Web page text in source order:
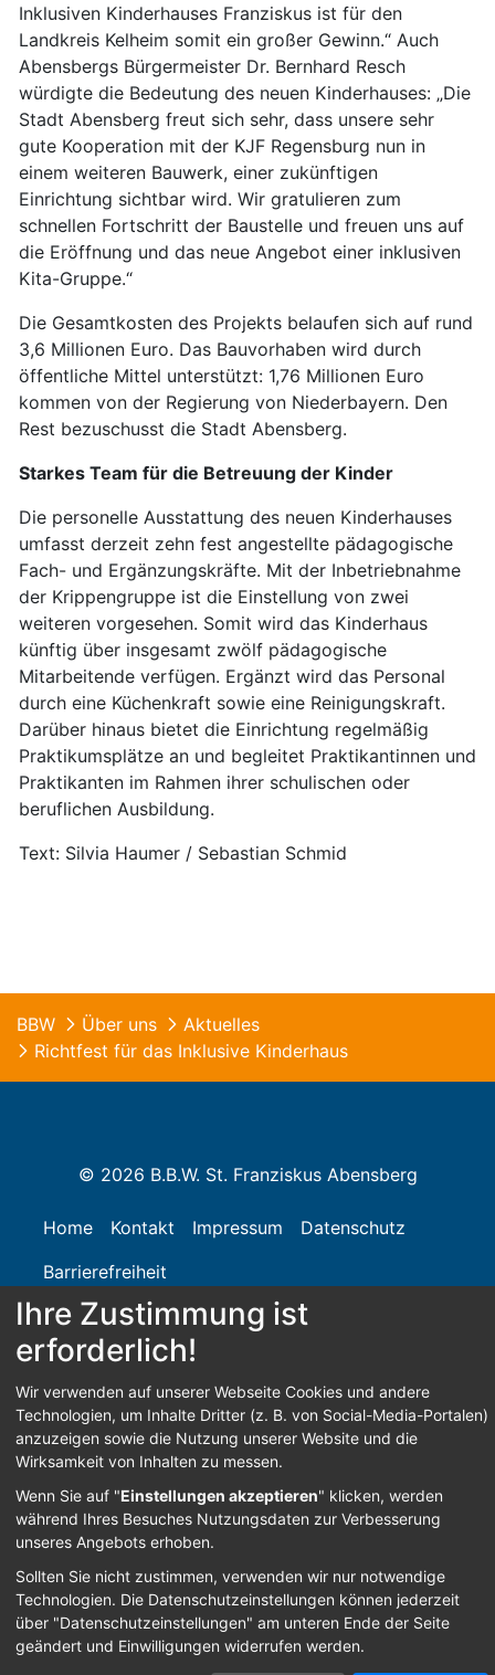
Inklusiven Kinderhauses Franziskus ist für den
Landkreis Kelheim somit ein großer Gewinn.“ Auch
Abensbergs Bürgermeister Dr. Bernhard Resch
würdigte die Bedeutung des neuen Kinderhauses: „Die
Stadt Abensberg freut sich sehr, dass unsere sehr
gute Kooperation mit der KJF Regensburg nun in
einem weiteren Bauwerk, einer zukünftigen
Einrichtung sichtbar wird. Wir gratulieren zum
schnellen Fortschritt der Baustelle und freuen uns auf
die Eröffnung und das neue Angebot einer inklusiven
Kita-Gruppe.“
Die Gesamtkosten des Projekts belaufen sich auf rund
3,6 Millionen Euro. Das Bauvorhaben wird durch
öffentliche Mittel unterstützt: 1,76 Millionen Euro
kommen von der Regierung von Niederbayern. Den
Rest bezuschusst die Stadt Abensberg.
Starkes Team für die Betreuung der Kinder
Die personelle Ausstattung des neuen Kinderhauses
umfasst derzeit zehn fest angestellte pädagogische
Fach- und Ergänzungskräfte. Mit der Inbetriebnahme
der Krippengruppe ist die Einstellung von zwei
weiteren vorgesehen. Somit wird das Kinderhaus
künftig über insgesamt zwölf pädagogische
Mitarbeitende verfügen. Ergänzt wird das Personal
durch eine Küchenkraft sowie eine Reinigungskraft.
Darüber hinaus bietet die Einrichtung regelmäßig
Praktikumsplätze an und begleitet Praktikantinnen und
Praktikanten im Rahmen ihrer schulischen oder
beruflichen Ausbildung.
Text: Silvia Haumer / Sebastian Schmid
BBW Über uns
Aktuelles
Richtfest für das Inklusive Kinderhaus
© 2026 B.B.W. St. Franziskus Abensberg
Home Kontakt Impressum
Datenschutz
Barrierefreiheit
Anmelden
Ihre Zustimmung ist
erforderlich!
Wir verwenden auf unserer Webseite Cookies und andere
Technologien, um Inhalte Dritter (z. B. von Social-Media-Portalen)
anzuzeigen sowie die Nutzung unserer Website und die
Wirksamkeit von Inhalten zu messen.
Wenn Sie auf "Einstellungen akzeptieren" klicken, werden
während Ihres Besuches Nutzungsdaten zur Verbesserung
unseres Angebots erhoben.
Sollten Sie nicht zustimmen, verwenden wir nur notwendige
Technologien. Die Datenschutzeinstellungen können jederzeit
über "Datenschutzeinstellungen" am unteren Ende der Seite
geändert und Einwilligungen widerrufen werden.